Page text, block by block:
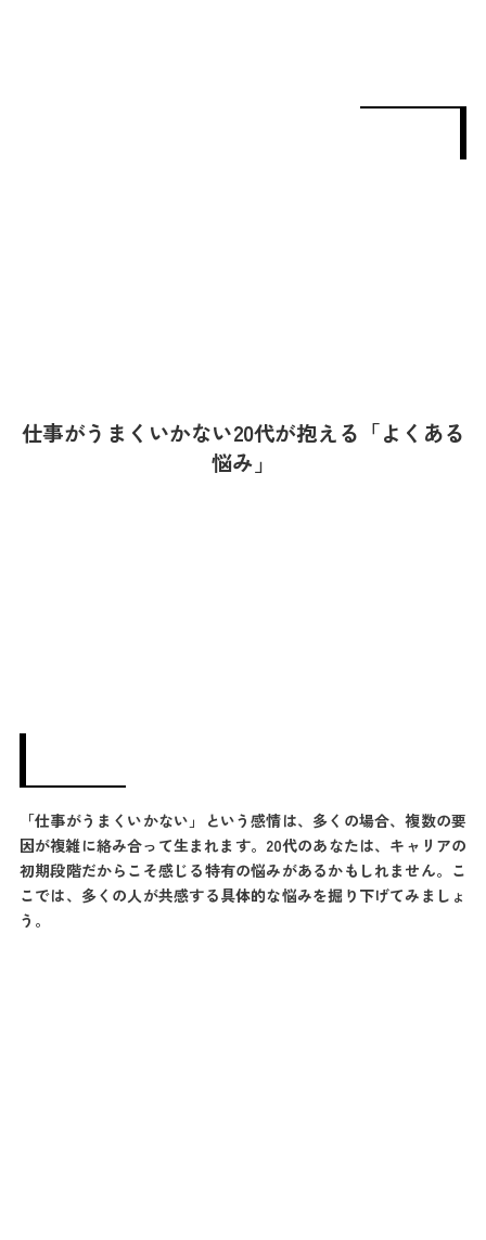
仕事がうまくいかない20代が抱える「よくある
悩み」
「仕事がうまくいかない」という感情は、多くの場合、複数の要
因が複雑に絡み合って生まれます。20代のあなたは、キャリアの
初期段階だからこそ感じる特有の悩みがあるかもしれません。こ
こでは、多くの人が共感する具体的な悩みを掘り下げてみましょ
う。